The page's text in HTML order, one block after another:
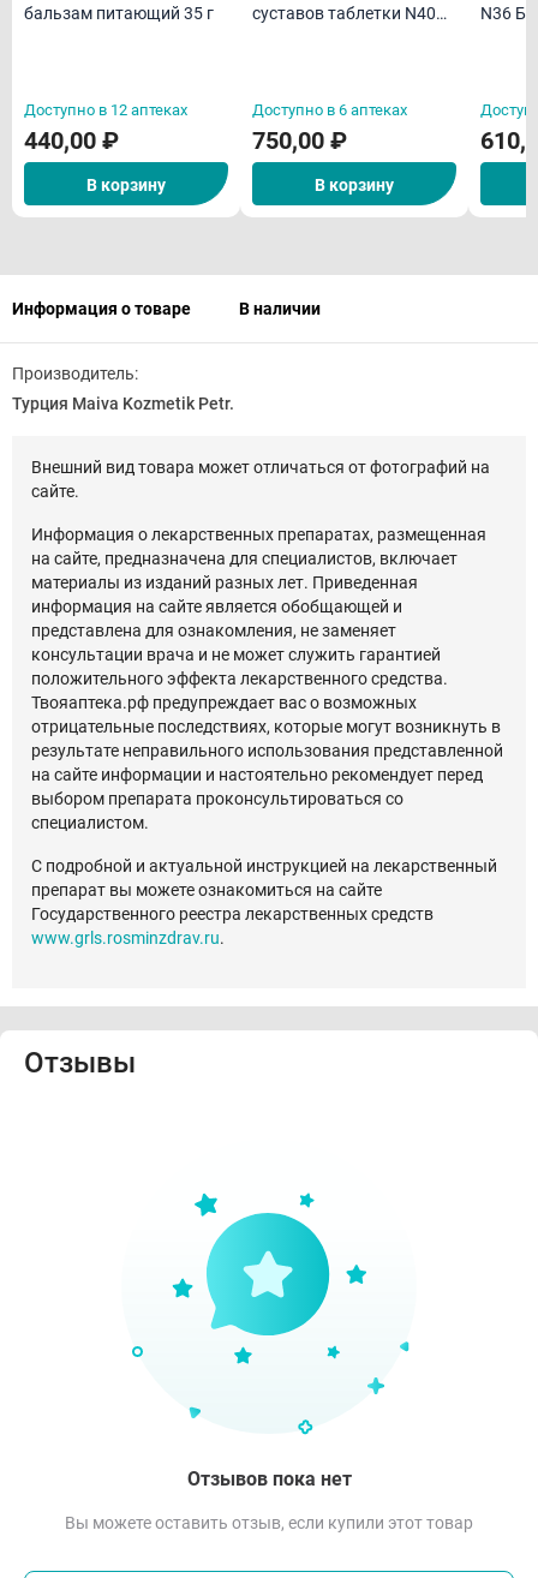
бальзам питающий 35 г
Доступно в 12 аптеках
440,00 ₽
В корзину
суставов таблетки N40
Доступно в 6 аптеках
750,00 ₽
В корзину
N36
Информация о товаре В наличии
Производитель:
Турция Maiva Kozmetik Petr.
Внешний вид товара может отличаться от фотографий на
сайте.
Информация о лекарственных препаратах, размещенная
на сайте, предназначена для специалистов, включает
материалы из изданий разных лет. Приведенная
информация на сайте является обобщающей и
представлена для ознакомления, не заменяет
консультации врача и не может служить гарантией
положительного эффекта лекарственного средства.
Твояаптека.рф предупреждает вас о возможных
отрицательные последствиях, которые могут возникнуть в
результате неправильного использования представленной
на сайте информации и настоятельно рекомендует перед
выбором препарата проконсультироваться со
специалистом.
С подробной и актуальной инструкцией на лекарственный
препарат вы можете ознакомиться на сайте
Государственного реестра лекарственных средств
www.grls.rosminzdrav.ru.
Отзывы
Отзывов пока нет
Вы можете оставить отзыв, если купили этот товар